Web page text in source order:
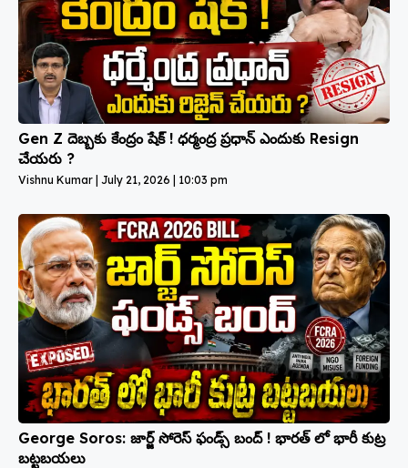
Gen Z దెబ్బకు కేంద్రం షేక్ ! ధర్మంద్ర ప్రధాన్ ఎందుకు Resign
చేయరు ?
Vishnu Kumar July 21, 2026 10:03 pm
George Soros: జార్జ్ సోరెస్ ఫండ్స్ బంద్ ! భారత్ లో భారీ కుట్ర
బట్టబయలు